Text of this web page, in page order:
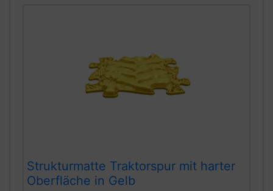
Strukturmatte Traktorspur mit harter
Oberfläche in Gelb